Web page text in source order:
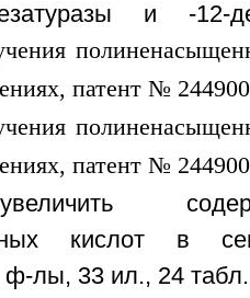
и -12-
кислот в
ф-лы, 33 ил., 24